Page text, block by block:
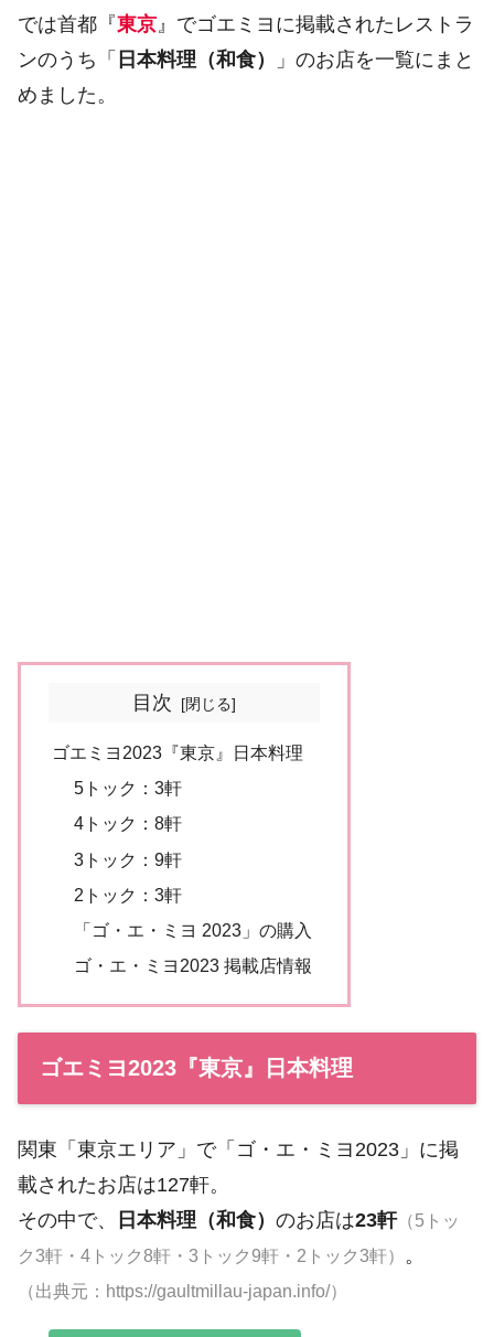
では首都『東京 』でゴエミヨに掲載されたレストラ
ンのうち「 日本料理（和食）
」のお店を一覧にまと
めました。
目次
ゴエミヨ2023『東京』日本料理
5トック：3軒
4トック：8軒
3トック：9軒
2トック：3軒
「ゴ・エ・ミヨ 2023」の購入
ゴ・エ・ミヨ2023 掲載店情報
ゴエミヨ2023『東京』日本料理
関東「東京エリア」で「ゴ・エ・ミヨ2023」に掲
載されたお店は127軒。
その中で、
日本料理（和食） のお店は23軒（5トッ
ク3軒・4トック8軒・3トック9軒・2トック3軒）
。
（出典元：https://gaultmillau-japan.info/）